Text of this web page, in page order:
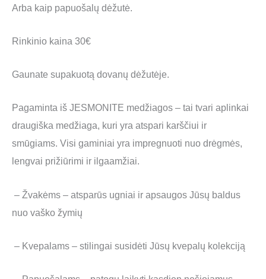
Arba kaip papuošalų dėžutė.
Rinkinio kaina 30€
Gaunate supakuotą dovanų dėžutėje.
Pagaminta iš JESMONITE medžiagos – tai tvari aplinkai
draugiška medžiaga, kuri yra atspari karščiui ir
smūgiams. Visi gaminiai yra impregnuoti nuo drėgmės,
lengvai prižiūrimi ir ilgaamžiai.
– Žvakėms – atsparūs ugniai ir apsaugos Jūsų baldus
nuo vaško žymių
– Kvepalams – stilingai susidėti Jūsų kvepalų kolekciją